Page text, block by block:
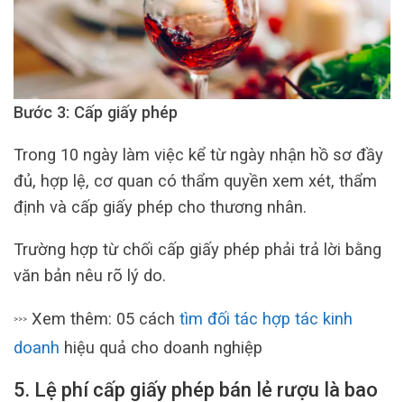
Bước 3: Cấp giấy phép
Trong 10 ngày làm việc kể từ ngày nhận hồ sơ đầy
đủ, hợp lệ, cơ quan có thẩm quyền xem xét, thẩm
định và cấp giấy phép cho thương nhân.
Trường hợp từ chối cấp giấy phép phải trả lời bằng
văn bản nêu rõ lý do.
>>> Xem thêm: 05 cách tìm đối tác hợp tác kinh
doanh hiệu quả cho doanh nghiệp
5. Lệ phí cấp giấy phép bán lẻ rượu là bao